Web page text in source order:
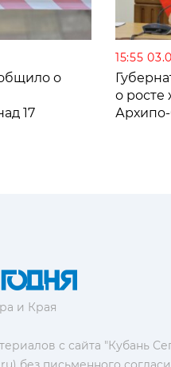
о
17
15:55
о росте
и Края
с сайта "Кубань